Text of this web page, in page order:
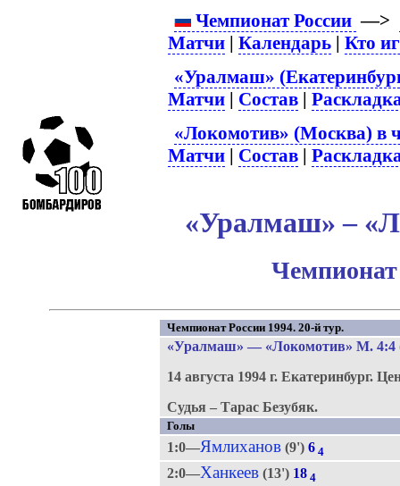
Чемпионат России —>
Матчи |Календарь |Кто
«Уралмаш»
Матчи | Состав |
«Локомотив» (Москва) в
Матчи | Состав |
«Уралмаш» –
Чемпионат
Чемпионат России 1994. 20-й тур.
«Уралмаш» — «Локомотив» М. 4:4
14 августа 1994 г. Екатеринбург.
Судья – Тарас Безубяк.
Голы
1:0—Ямлиханов(9') 6 4
2:0—Ханкеев(13') 18 4